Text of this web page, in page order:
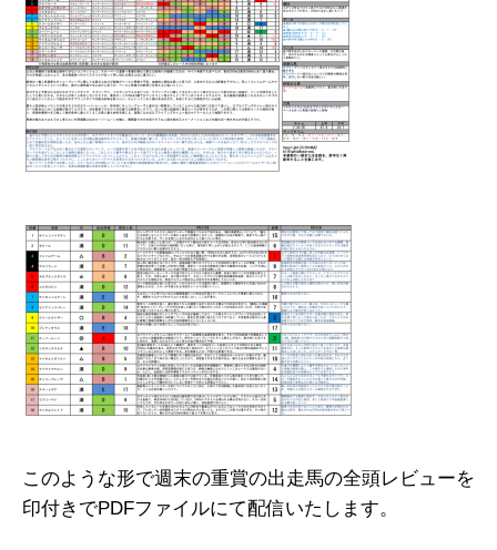
このような形で週末の重賞の出走馬の全頭レビューを
印付きでPDFファイルにて配信いたします。